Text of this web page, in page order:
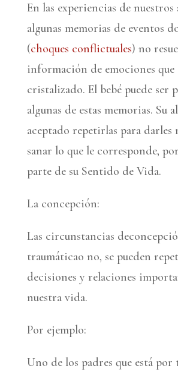
En las experiencias de nuestros
algunas memorias de eventos
(choques conflictuales) no
información de emociones que
cristalizado. El bebé puede ser
algunas de estas memorias. Su
aceptado repetirlas para
sanar lo que le corresponde,
parte de su Sentido de Vida.
La concepción:
Las circunstancias
traumáticao no, se pueden
decisiones y relaciones
nuestra vida.
Por ejemplo:
Uno de los padres que está por